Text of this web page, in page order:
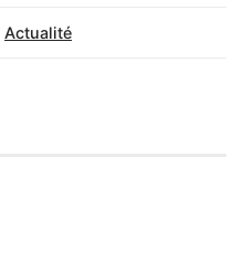
Actualité